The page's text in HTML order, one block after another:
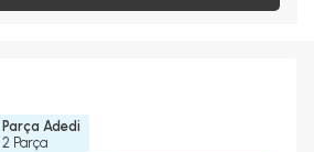
Parça Adedi
2 Parça